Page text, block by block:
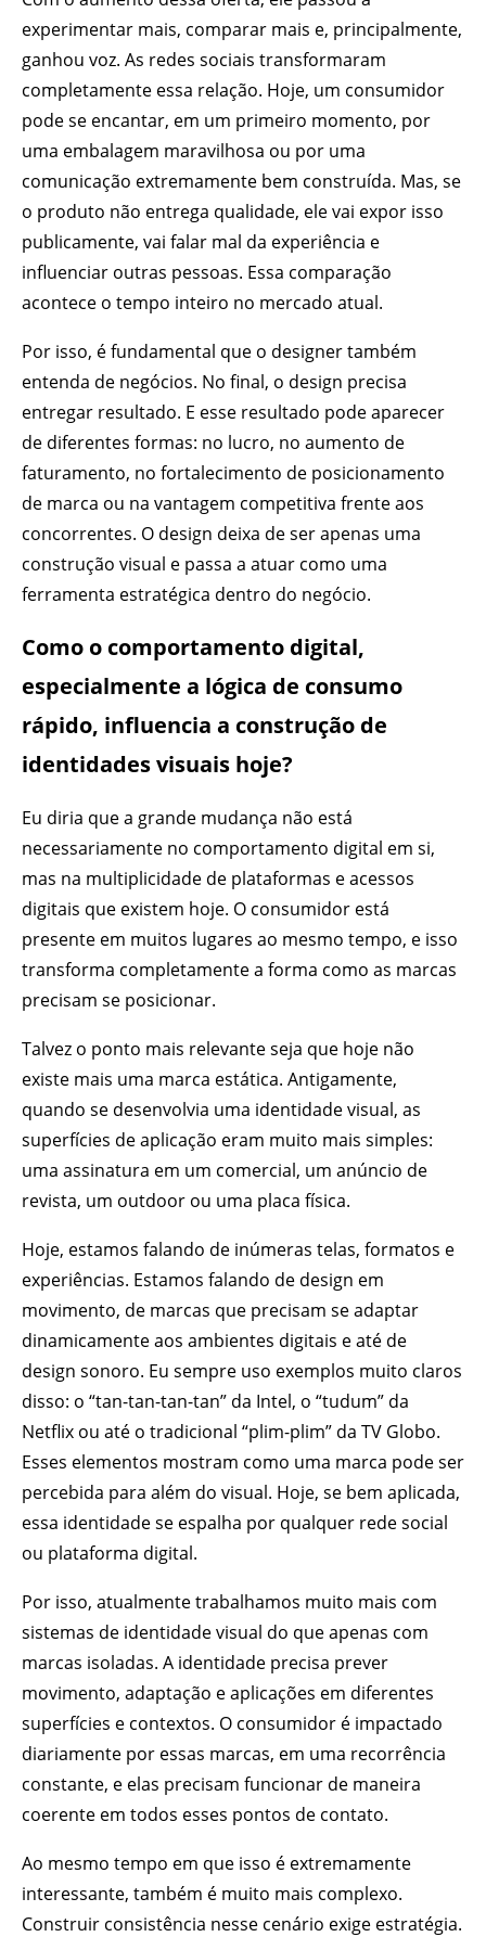
experimentar mais, comparar mais e, principalmente,
ganhou voz. As redes sociais transformaram
completamente essa relação. Hoje, um consumidor
pode se encantar, em um primeiro momento, por
uma embalagem maravilhosa ou por uma
comunicação extremamente bem construída. Mas, se
o produto não entrega qualidade, ele vai expor isso
publicamente, vai falar mal da experiência e
influenciar outras pessoas. Essa comparação
acontece o tempo inteiro no mercado atual.
Por isso, é fundamental que o designer também
entenda de negócios. No final, o design precisa
entregar resultado. E esse resultado pode aparecer
de diferentes formas: no lucro, no aumento de
faturamento, no fortalecimento de posicionamento
de marca ou na vantagem competitiva frente aos
concorrentes. O design deixa de ser apenas uma
construção visual e passa a atuar como uma
ferramenta estratégica dentro do negócio.
Como o comportamento digital,
especialmente a lógica de consumo
rápido, influencia a construção de
identidades visuais hoje?
Eu diria que a grande mudança não está
necessariamente no comportamento digital em si,
mas na multiplicidade de plataformas e acessos
digitais que existem hoje. O consumidor está
presente em muitos lugares ao mesmo tempo, e isso
transforma completamente a forma como as marcas
precisam se posicionar.
Talvez o ponto mais relevante seja que hoje não
existe mais uma marca estática. Antigamente,
quando se desenvolvia uma identidade visual, as
superfícies de aplicação eram muito mais simples:
uma assinatura em um comercial, um anúncio de
revista, um outdoor ou uma placa física.
Hoje, estamos falando de inúmeras telas, formatos e
experiências. Estamos falando de design em
movimento, de marcas que precisam se adaptar
dinamicamente aos ambientes digitais e até de
design sonoro. Eu sempre uso exemplos muito claros
disso: o “tan-tan-tan-tan” da Intel, o “tudum” da
Netflix ou até o tradicional “plim-plim” da TV Globo.
Esses elementos mostram como uma marca pode ser
percebida para além do visual. Hoje, se bem aplicada,
essa identidade se espalha por qualquer rede social
ou plataforma digital.
Por isso, atualmente trabalhamos muito mais com
sistemas de identidade visual do que apenas com
marcas isoladas. A identidade precisa prever
movimento, adaptação e aplicações em diferentes
superfícies e contextos. O consumidor é impactado
diariamente por essas marcas, em uma recorrência
constante, e elas precisam funcionar de maneira
coerente em todos esses pontos de contato.
Ao mesmo tempo em que isso é extremamente
interessante, também é muito mais complexo.
Construir consistência nesse cenário exige estratégia.